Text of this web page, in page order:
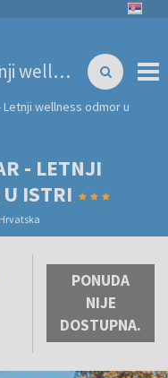
Hotel Villa Vrsar - Letnji wellness odmor u Istri
Letnji wellness odmor u
- LETNJI
ISTRI
PONUDA
NIJE
DOSTUPNA.